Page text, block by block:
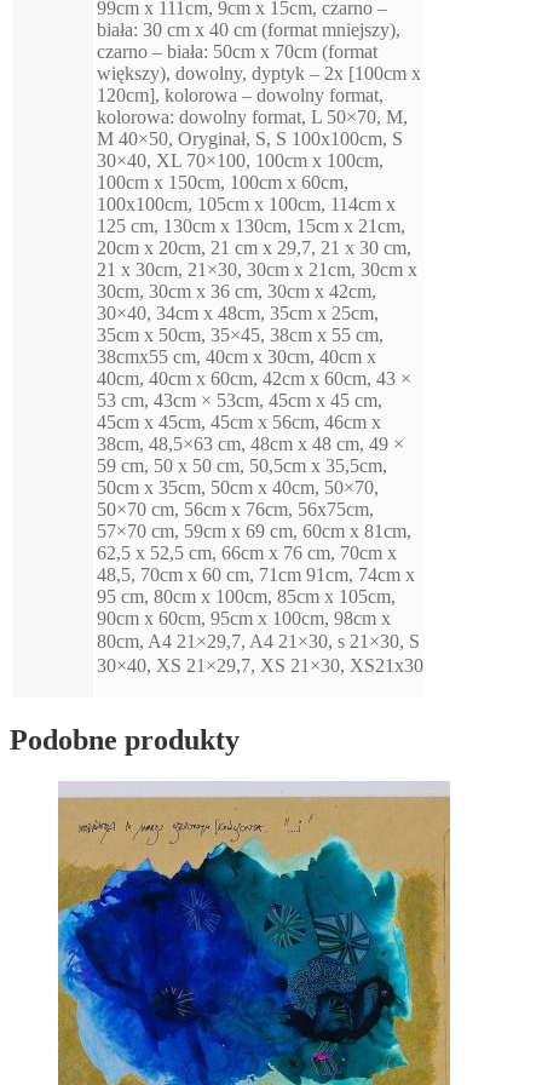
99cm x 111cm, 9cm x 15cm, czarno –
biała: 30 cm x 40 cm (format mniejszy),
czarno – biała: 50cm x 70cm (format
większy), dowolny, dyptyk – 2x [100cm x
120cm], kolorowa – dowolny format,
kolorowa: dowolny format, L 50×70, M,
M 40×50, Oryginał, S, S 100x100cm, S
30×40, XL 70×100, 100cm x 100cm,
100cm x 150cm, 100cm x 60cm,
100x100cm, 105cm x 100cm, 114cm x
125 cm, 130cm x 130cm, 15cm x 21cm,
20cm x 20cm, 21 cm x 29,7, 21 x 30 cm,
21 x 30cm, 21×30, 30cm x 21cm, 30cm x
30cm, 30cm x 36 cm, 30cm x 42cm,
30×40, 34cm x 48cm, 35cm x 25cm,
35cm x 50cm, 35×45, 38cm x 55 cm,
38cmx55 cm, 40cm x 30cm, 40cm x
40cm, 40cm x 60cm, 42cm x 60cm, 43 ×
53 cm, 43cm × 53cm, 45cm x 45 cm,
45cm x 45cm, 45cm x 56cm, 46cm x
38cm, 48,5×63 cm, 48cm x 48 cm, 49 ×
59 cm, 50 x 50 cm, 50,5cm x 35,5cm,
50cm x 35cm, 50cm x 40cm, 50×70,
50×70 cm, 56cm x 76cm, 56x75cm,
57×70 cm, 59cm x 69 cm, 60cm x 81cm,
62,5 x 52,5 cm, 66cm x 76 cm, 70cm x
48,5, 70cm x 60 cm, 71cm 91cm, 74cm x
95 cm, 80cm x 100cm, 85cm x 105cm,
90cm x 60cm, 95cm x 100cm, 98cm x
80cm, A4 21×29,7, A4 21×30, s 21×30, Sㅤ
30×40, XS 21×29,7, XS 21×30, XS21x30
Podobne produkty